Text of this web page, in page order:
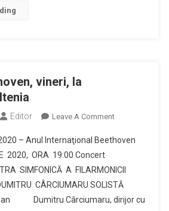
vineri, la
Editor Leave A CommentOn
Beethoven,
La
Filarmonica
Oltenia
– Anul Internaţional Beethoven
2020, ORA 19:00 Concert
SIMFONICĂ A FILARMONICII
CÂRCIUMARU SOLISTĂ
pian Dumitru Cârciumaru, dirijor cu